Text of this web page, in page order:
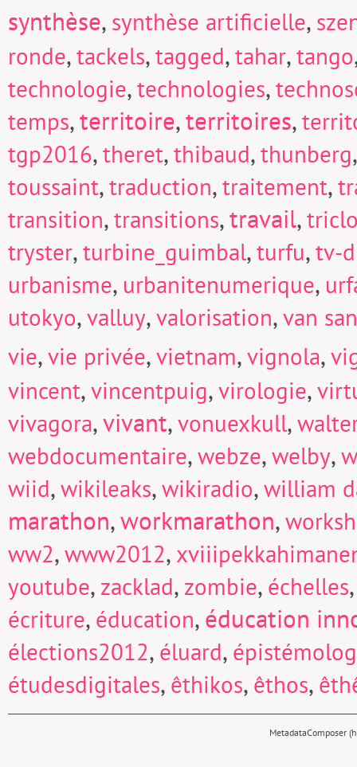
synthèse, synthèse artificielle,
ronde,tackels,tagged,tahar,tango
technologie,technologies,
temps,territoire,territoires,
tgp2016,theret,thibaud,thunberg
toussaint,traduction,traitement,
transition,transitions,travail,
tryster,turbine_guimbal,turfu,tv-
urbanisme, urbanitenumerique,
utokyo,valluy,valorisation,van
vie,vie privée,vietnam,vignola,
vincent,vincentpuig,virologie,
vivagora,vivant,vonuexkull,
webdocumentaire,webze,welby,
wiid,wikileaks,wikiradio,william
marathon,workmarathon,
ww2,www2012,
youtube, zacklad, zombie, échelles
écriture, éducation,éducation
élections2012, éluard,
étudesdigitales, êthikos, êthos,
MetadataComposer